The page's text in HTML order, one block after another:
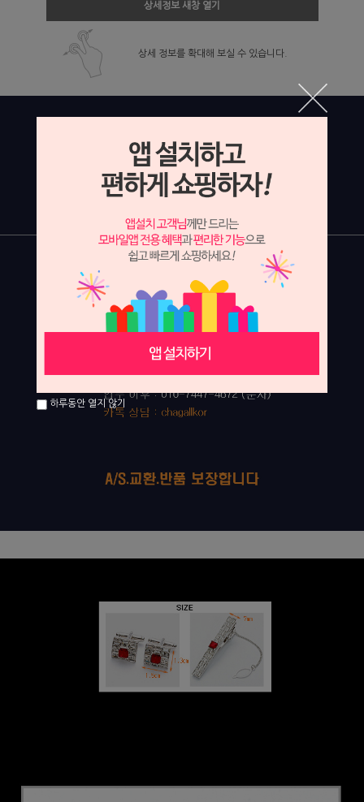
상세정보 새창 열기
상세 정보를 확대해 보실 수 있습니다.
하루동안 열지 않기